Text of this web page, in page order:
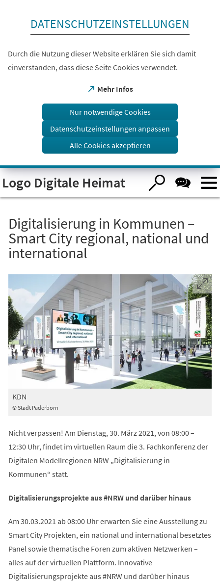
DATENSCHUTZEINSTELLUNGEN
Durch die Nutzung dieser Website erklären Sie sich damit
einverstanden, dass diese Seite Cookies verwendet.
Mehr Infos
(Öffnet
einem
Tab)
Nur notwendige Cookies
Datenschutzeinstellungen anpassen
Alle Cookies akzeptieren
Logo Digitale Heimat
Digitalisierung in Kommunen –
Smart City regional, national und
international
© Stadt Paderborn
KDN
Nicht verpassen! Am Dienstag, 30. März 2021, von 08:00 –
12:30 Uhr, findet im virtuellen Raum die 3. Fachkonferenz der
Digitalen Modellregionen NRW „Digitalisierung in
Kommunen“ statt.
Digitalisierungsprojekte aus #NRW und darüber hinaus
Am 30.03.2021 ab 08:00 Uhr erwarten Sie eine Ausstellung zu
Smart City Projekten, ein national und international besetztes
Panel sowie thematische Foren zum aktiven Netzwerken –
alles auf der virtuellen Plattform. Innovative
Digitalisierungsprojekte aus #NRW und darüber hinaus